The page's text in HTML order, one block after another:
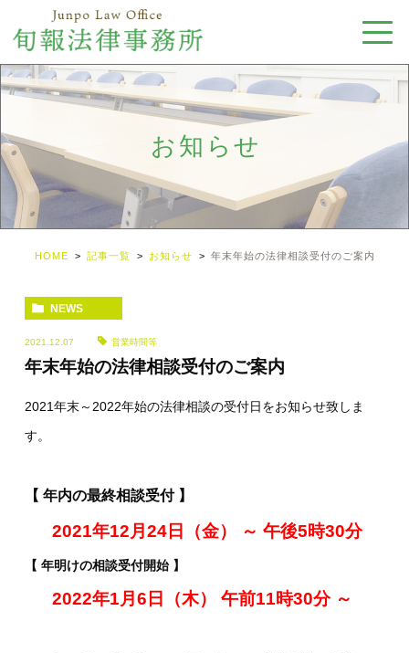
お知らせ
HOME 記事一覧 お知らせ 年末年始の法律相談受付のご案内
NEWS
2021.12.07 営業時間等
年末年始の法律相談受付のご案内
2021年末～2022年始の法律相談の受付日をお知らせ致しま
す。
【 年内の最終相談受付 】
2021年12月24日（金） ～ 午後5時30分
【 年明けの相談受付開始 】
2022年1月6日（木） 午前11時30分 ～